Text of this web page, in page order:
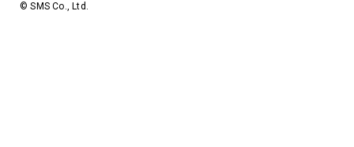
© SMS Co., Ltd.